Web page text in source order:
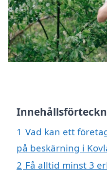
1 Vad kan ett
på beskärning i
2 Få alltid minst 3